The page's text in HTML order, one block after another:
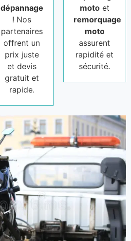
dépannage
! Nos
partenaires
offrent un
prix juste
et devis
gratuit et
rapide.
motoet
remorquage
moto
assurent
rapidité et
sécurité.